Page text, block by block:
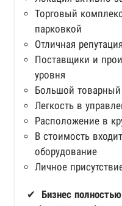
Торговый
парковкой
Отличная
Поставщики и
уровня
Большой товарный
Легкость в
Расположение в
В стоимость
оборудование
Личное
✔ Бизнес